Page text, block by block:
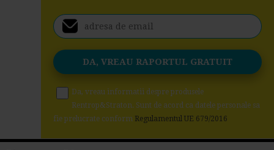
Da, vreau informatii despre produsele
Rentrop&Straton. Sunt de acord ca datele personale sa
fie prelucrate conform Regulamentul UE 679/2016